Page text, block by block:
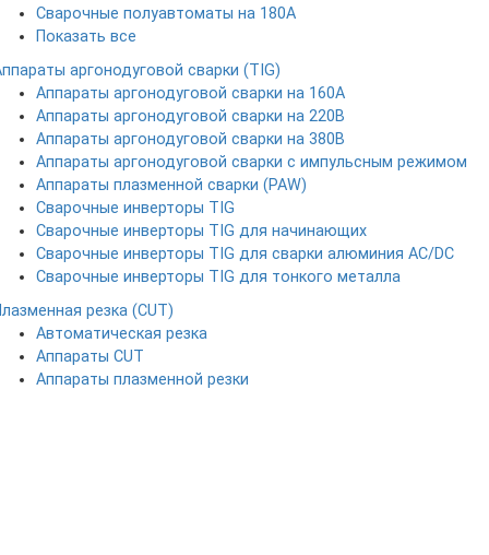
Сварочные полуавтоматы на 180А
Показать все
аргонодуговой сварки (TIG)
Аппараты аргонодуговой сварки на 160А
Аппараты аргонодуговой сварки на 220В
Аппараты аргонодуговой сварки на 380В
Аппараты аргонодуговой сварки с импульсным режимом
Аппараты плазменной сварки (PAW)
Сварочные инверторы TIG
Сварочные инверторы TIG для начинающих
Сварочные инверторы TIG для сварки алюминия AC/DC
Сварочные инверторы TIG для тонкого металла
резка (CUT)
Автоматическая резка
Аппараты CUT
Аппараты плазменной резки